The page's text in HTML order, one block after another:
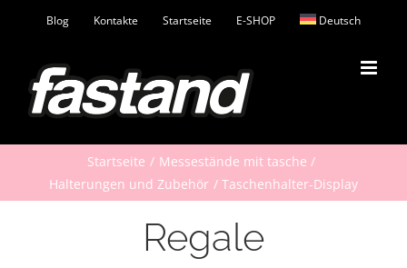
springen
Blog Kontakte Startseite E-SHOP Deutsch
Startseite
Messestände mit tasche
Halterungen und Zubehör
Taschenhalter-Display
Regale